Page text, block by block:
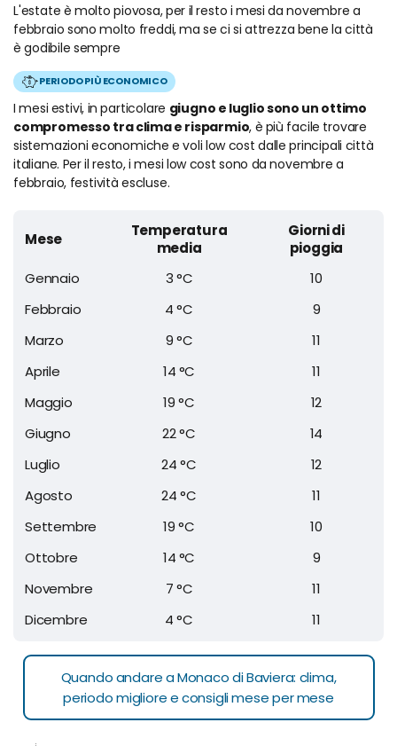
L'estate è molto piovosa, per il resto i mesi da novembre a
febbraio sono molto freddi, ma se ci si attrezza bene la città
è godibile sempre
PERIODO PIÙ ECONOMICO
I mesi estivi, in particolare giugno e luglio sono un ottimo
compromesso tra clima e risparmio, è più facile trovare
sistemazioni economiche e voli low cost dalle principali città
italiane. Per il resto, i mesi low cost sono da novembre a
febbraio, festività escluse.
Mese
Temperatura
media
Giorni di
pioggia
Gennaio
3 °C
10
Febbraio
4 °C
9
Marzo
9 °C
11
Aprile
14 °C
11
Maggio
19 °C
12
Giugno
22 °C
14
Luglio
24 °C
12
Agosto
24 °C
11
Settembre
19 °C
10
Ottobre
14 °C
9
Novembre
7 °C
11
Dicembre
4 °C 11
Quando andare a Monaco di Baviera: clima,
periodo migliore e consigli mese per mese